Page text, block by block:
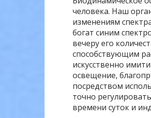
человека. Наш
изменениям
богат синим
вечеру его
способствующим
искусственно
освещение,
посредством
точно
времени суток и